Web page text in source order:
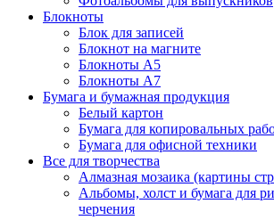
Блокноты
Блок для записей
Блокнот на магните
Блокноты А5
Блокноты А7
Бумага и бумажная продукция
Белый картон
Бумага для копировальных
Бумага для офисной техники
Все для творчества
Алмазная мозаика (картины
Альбомы, холст и бумага для
черчения